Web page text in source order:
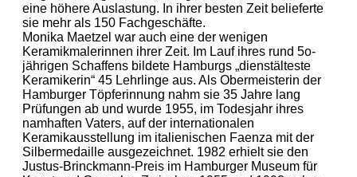
eine höhere Auslastung. In ihrer besten Zeit belieferte
sie mehr als 150 Fachgeschäfte.
Monika Maetzel war auch eine der wenigen
Keramikmalerinnen ihrer Zeit. Im Lauf ihres rund 5o-
jährigen Schaffens bildete Hamburgs „dienstälteste
Keramikerin“ 45 Lehrlinge aus. Als Obermeisterin der
Hamburger Töpferinnung nahm sie 35 Jahre lang
Prüfungen ab und wurde 1955, im Todesjahr ihres
namhaften Vaters, auf der internationalen
Keramikausstellung im italienischen Faenza mit der
Silbermedaille ausgezeichnet. 1982 erhielt sie den
Justus-Brinckmann-Preis im Hamburger Museum für